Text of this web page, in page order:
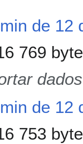
de 12
769
de 12
753